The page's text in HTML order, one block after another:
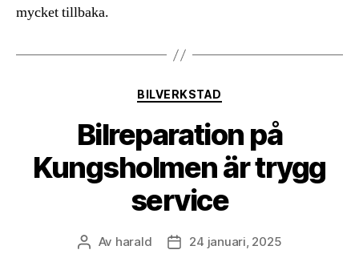
mycket tillbaka.
Kategorier
BILVERKSTAD
Bilreparation på
Kungsholmen är trygg
service
Inläggsförfattare
Av harald Inläggsdatum
24 januari, 2025